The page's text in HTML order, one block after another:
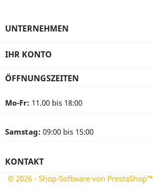
UNTERNEHMEN
IHR KONTO
ÖFFNUNGSZEITEN
Mo-Fr: 11.00 bis 18:00
Samstag: 09:00 bis 15:00
KONTAKT
© 2026 - Shop-Software von PrestaShop™